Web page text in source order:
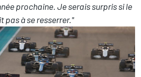
prochaine. Je serais surpris si le
pas à se resserrer."